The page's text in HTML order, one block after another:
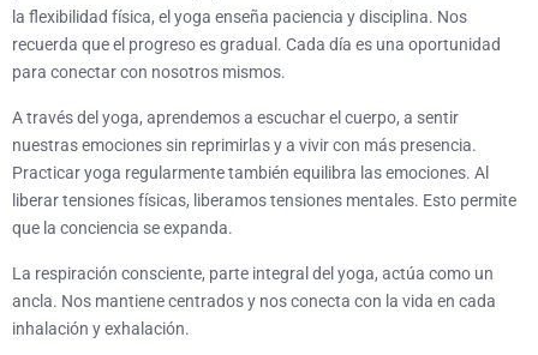
la flexibilidad física, el yoga enseña paciencia y disciplina. Nos
recuerda que el progreso es gradual. Cada día es una oportunidad
para conectar con nosotros mismos.
A través del yoga, aprendemos a escuchar el cuerpo, a sentir
nuestras emociones sin reprimirlas y a vivir con más presencia.
Practicar yoga regularmente también equilibra las emociones. Al
liberar tensiones físicas, liberamos tensiones mentales. Esto permite
que la conciencia se expanda.
La respiración consciente, parte integral del yoga, actúa como un
ancla. Nos mantiene centrados y nos conecta con la vida en cada
inhalación y exhalación.